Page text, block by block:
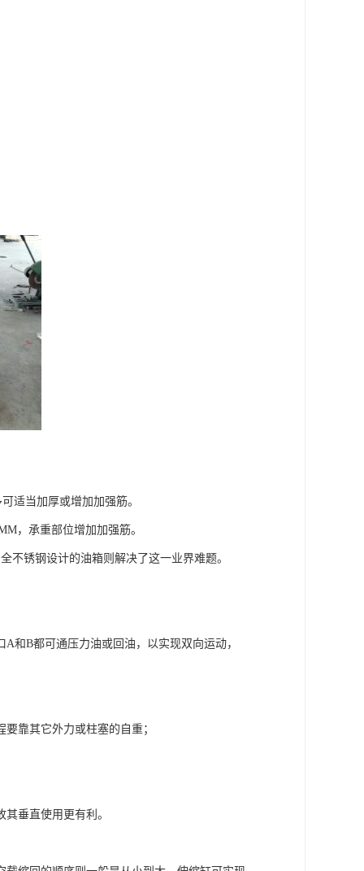
适当加厚或增加加强筋。
，承重部位增加加强筋。
不锈钢设计的油箱则解决了这一业界难题。
和B都可通压力油或回油，以实现双向运动，
靠其它外力或柱塞的自重；
垂直使用更有利。